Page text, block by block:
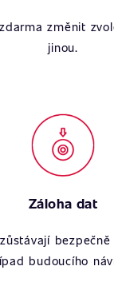
změnit
jinou.
Záloha dat
budoucího